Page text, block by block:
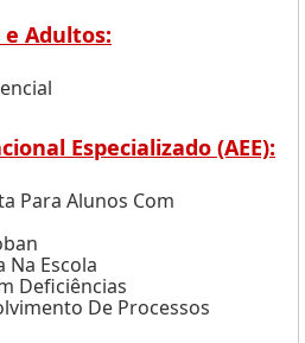
e Adultos:
Especializado (AEE):
Para Alunos Com
Na Escola
Deficiências
De Processos